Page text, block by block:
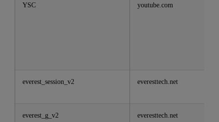
YSC youtube.com
everest_session_v2 everesttech.net
everest_g_v2 everesttech.net